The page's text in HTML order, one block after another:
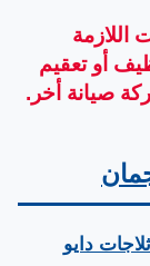
اللازمة
أو تعقيم
صيانة أخر.
دايو